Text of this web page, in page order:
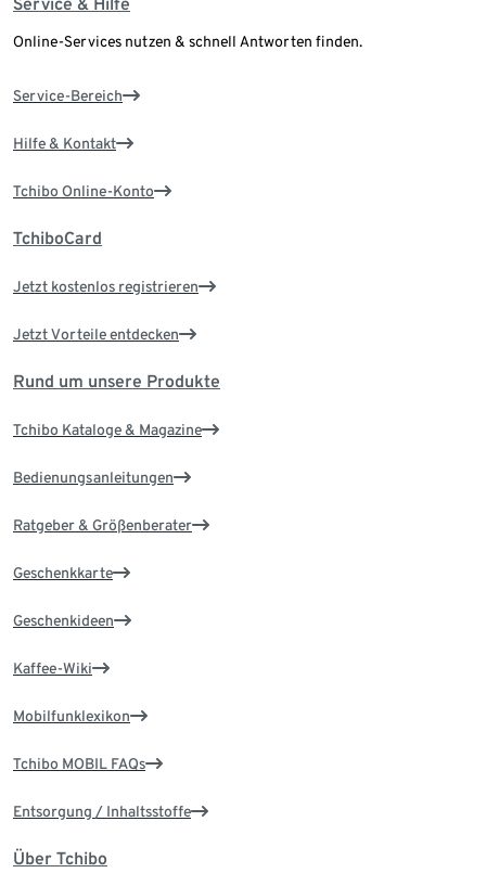
Service & Hilfe
Online-Services nutzen & schnell Antworten finden.
Service-Bereich
Hilfe & Kontakt
Tchibo Online-Konto
TchiboCard
Jetzt kostenlos registrieren
Jetzt Vorteile entdecken
Rund um unsere Produkte
Tchibo Kataloge & Magazine
Bedienungsanleitungen
Ratgeber & Größenberater
Geschenkkarte
Geschenkideen
Kaffee-Wiki
Mobilfunklexikon
Tchibo MOBIL FAQs
Entsorgung / Inhaltsstoffe
Über Tchibo